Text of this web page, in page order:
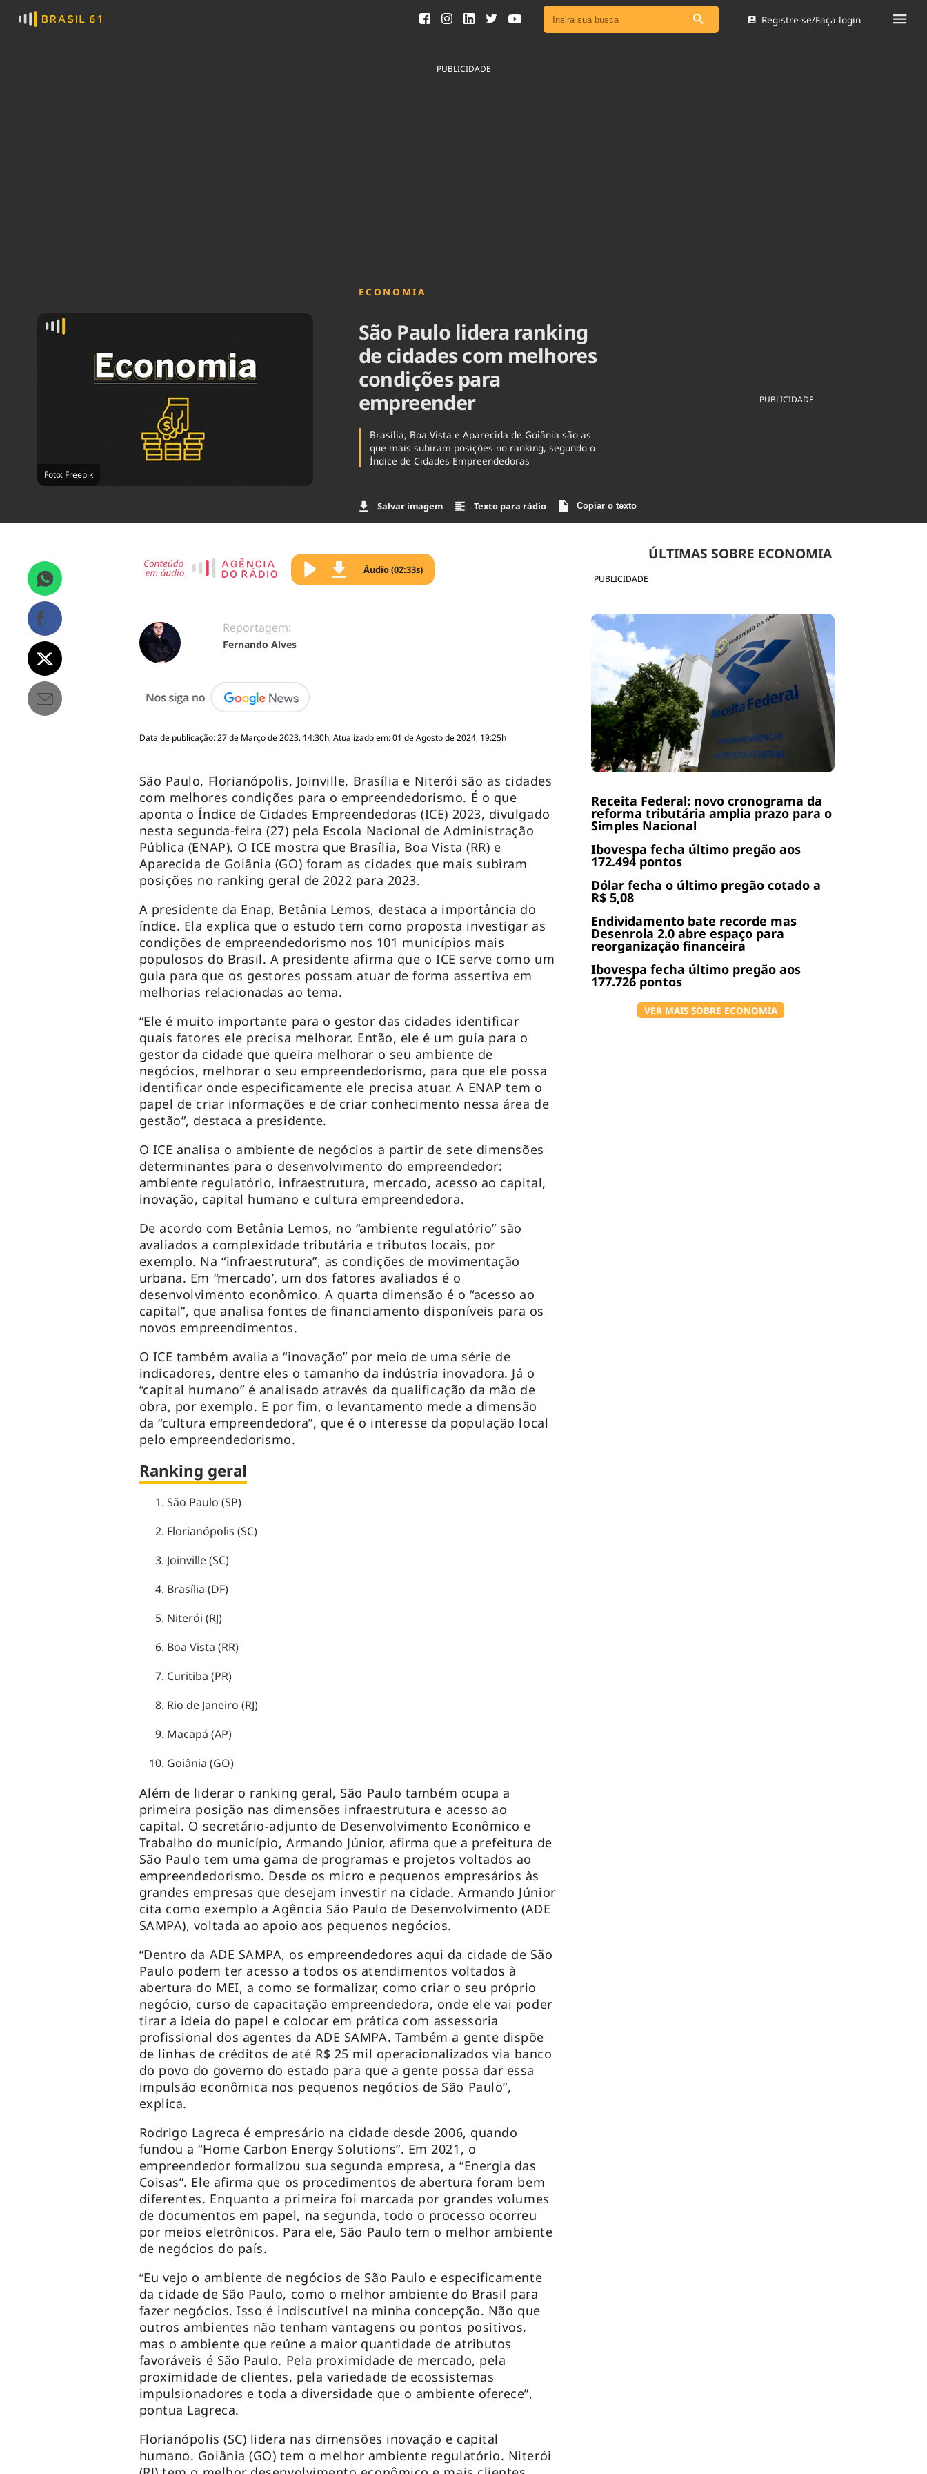
Ver todas as notícias
Brasil
Brasil Mineral
Ciência & Tecnologia
Registre-se/Faça login
PUBLICIDADE
Foto: Freepik
ECONOMIA
São Paulo lidera ranking
de cidades com melhores
condições para
empreender
Brasília, Boa Vista e Aparecida de Goiânia são as
que mais subiram posições no ranking, segundo o
Índice de Cidades Empreendedoras
Salvar imagem Texto para rádio Copiar o texto
PUBLICIDADE
PUBLICIDADE
ÚLTIMAS SOBRE ECONOMIA
Receita Federal: novo cronograma da
reforma tributária amplia prazo para o
Simples Nacional
Ibovespa fecha último pregão aos
172.494 pontos
Dólar fecha o último pregão cotado a
R$ 5,08
Endividamento bate recorde mas
Desenrola 2.0 abre espaço para
reorganização financeira
Ibovespa fecha último pregão aos
177.726 pontos
VER MAIS SOBRE ECONOMIA
Áudio (02:33s)
Reportagem:
Fernando Alves
Data de publicação: 27 de Março de 2023, 14:30h, Atualizado em: 01 de Agosto de 2024, 19:25h
São Paulo, Florianópolis, Joinville, Brasília e Niterói são as cidades
com melhores condições para o empreendedorismo. É o que
aponta o Índice de Cidades Empreendedoras (ICE) 2023, divulgado
nesta segunda-feira (27) pela Escola Nacional de Administração
Pública (ENAP). O ICE mostra que Brasília, Boa Vista (RR) e
Aparecida de Goiânia (GO) foram as cidades que mais subiram
posições no ranking geral de 2022 para 2023.
A presidente da Enap, Betânia Lemos, destaca a importância do
índice. Ela explica que o estudo tem como proposta investigar as
condições de empreendedorismo nos 101 municípios mais
populosos do Brasil. A presidente afirma que o ICE serve como um
guia para que os gestores possam atuar de forma assertiva em
melhorias relacionadas ao tema.
“Ele é muito importante para o gestor das cidades identificar
quais fatores ele precisa melhorar. Então, ele é um guia para o
gestor da cidade que queira melhorar o seu ambiente de
negócios, melhorar o seu empreendedorismo, para que ele possa
identificar onde especificamente ele precisa atuar. A ENAP tem o
papel de criar informações e de criar conhecimento nessa área de
gestão”, destaca a presidente.
O ICE analisa o ambiente de negócios a partir de sete dimensões
determinantes para o desenvolvimento do empreendedor:
ambiente regulatório, infraestrutura, mercado, acesso ao capital,
inovação, capital humano e cultura empreendedora.
De acordo com Betânia Lemos, no “ambiente regulatório” são
avaliados a complexidade tributária e tributos locais, por
exemplo. Na “infraestrutura”, as condições de movimentação
urbana. Em “mercado’, um dos fatores avaliados é o
desenvolvimento econômico. A quarta dimensão é o “acesso ao
capital”, que analisa fontes de financiamento disponíveis para os
novos empreendimentos.
O ICE também avalia a “inovação” por meio de uma série de
indicadores, dentre eles o tamanho da indústria inovadora. Já o
“capital humano” é analisado através da qualificação da mão de
obra, por exemplo. E por fim, o levantamento mede a dimensão
da “cultura empreendedora”, que é o interesse da população local
pelo empreendedorismo.
Ranking geral
São Paulo (SP)
Florianópolis (SC)
Joinville (SC)
Brasília (DF)
Niterói (RJ)
Boa Vista (RR)
Curitiba (PR)
Rio de Janeiro (RJ)
Macapá (AP)
Goiânia (GO)
Além de liderar o ranking geral, São Paulo também ocupa a
primeira posição nas dimensões infraestrutura e acesso ao
capital. O secretário-adjunto de Desenvolvimento Econômico e
Trabalho do município, Armando Júnior, afirma que a prefeitura de
São Paulo tem uma gama de programas e projetos voltados ao
empreendedorismo. Desde os micro e pequenos empresários às
grandes empresas que desejam investir na cidade. Armando Júnior
cita como exemplo a Agência São Paulo de Desenvolvimento (ADE
SAMPA), voltada ao apoio aos pequenos negócios.
“Dentro da ADE SAMPA, os empreendedores aqui da cidade de São
Paulo podem ter acesso a todos os atendimentos voltados à
abertura do MEI, a como se formalizar, como criar o seu próprio
negócio, curso de capacitação empreendedora, onde ele vai poder
tirar a ideia do papel e colocar em prática com assessoria
profissional dos agentes da ADE SAMPA. Também a gente dispõe
de linhas de créditos de até R$ 25 mil operacionalizados via banco
do povo do governo do estado para que a gente possa dar essa
impulsão econômica nos pequenos negócios de São Paulo”,
explica.
Rodrigo Lagreca é empresário na cidade desde 2006, quando
fundou a “Home Carbon Energy Solutions”. Em 2021, o
empreendedor formalizou sua segunda empresa, a “Energia das
Coisas”. Ele afirma que os procedimentos de abertura foram bem
diferentes. Enquanto a primeira foi marcada por grandes volumes
de documentos em papel, na segunda, todo o processo ocorreu
por meios eletrônicos. Para ele, São Paulo tem o melhor ambiente
de negócios do país.
“Eu vejo o ambiente de negócios de São Paulo e especificamente
da cidade de São Paulo, como o melhor ambiente do Brasil para
fazer negócios. Isso é indiscutível na minha concepção. Não que
outros ambientes não tenham vantagens ou pontos positivos,
mas o ambiente que reúne a maior quantidade de atributos
favoráveis é São Paulo. Pela proximidade de mercado, pela
proximidade de clientes, pela variedade de ecossistemas
impulsionadores e toda a diversidade que o ambiente oferece”,
pontua Lagreca.
Florianópolis (SC) lidera nas dimensões inovação e capital
humano. Goiânia (GO) tem o melhor ambiente regulatório. Niterói